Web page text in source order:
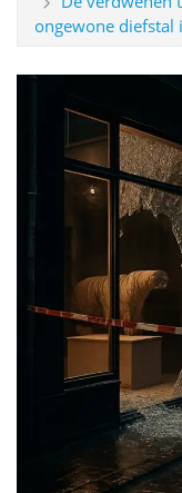
ongewone diefstal